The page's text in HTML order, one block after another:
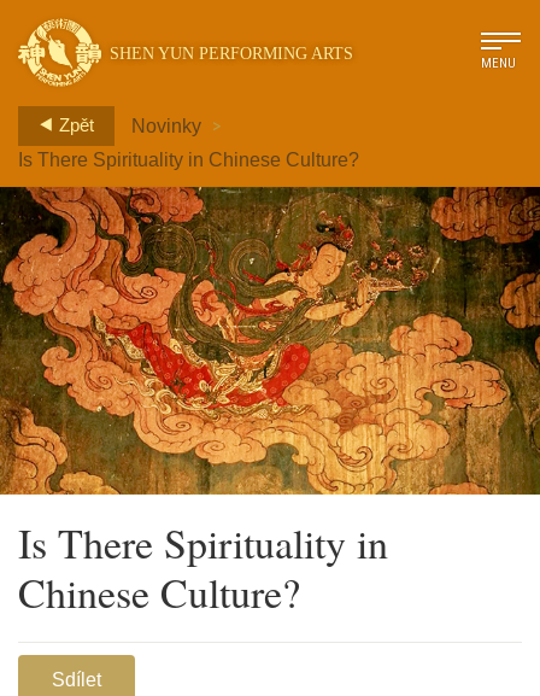
SHEN YUN PERFORMING ARTS
MENU
Zpět Novinky >
Is There Spirituality in Chinese Culture?
Is There Spirituality in
Chinese Culture?
Sdílet